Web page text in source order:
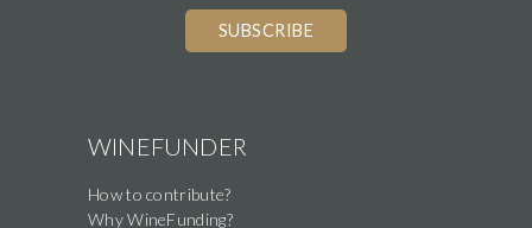
WINEFUNDER
How to contribute?
Why WineFunding?